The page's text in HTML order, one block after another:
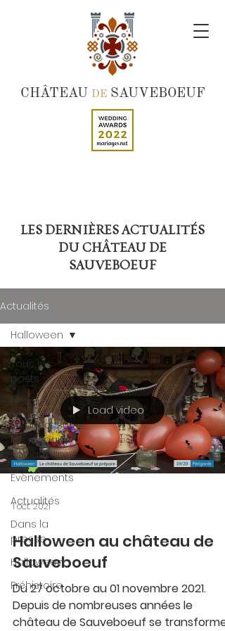
CHÂTEAU DESAUVEBOEUF
LES DERNIÈRES ACTUALITÉS
DU CHÂTEAU DE
SAUVEBOEUF
Actualités
Tous les
posts
Histoire
En direct sur
les réseaux
sociaux
Évènements
Actualités
Dans la
presse
Halloween
Préhistoire
Halloween
Load video
1 oct. 2021
Halloween au château de
Sauveboeuf
Du 27 octobre au 01 novembre 2021.
Depuis de nombreuses années le
château de Sauveboeuf se transforme